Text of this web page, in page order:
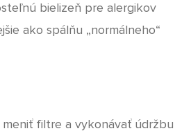
bielizeň pre alergikov
ako spálňu „normálneho“
filtre a vykonávať údržbu